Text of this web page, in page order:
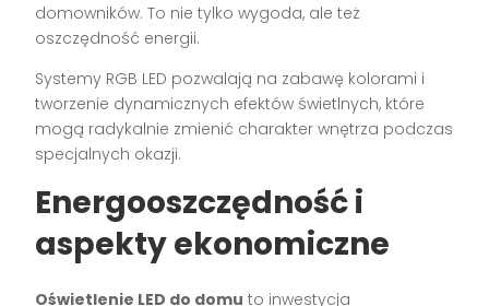
domowników. To nie tylko wygoda, ale też
oszczędność energii.
Systemy RGB LED pozwalają na zabawę kolorami i
tworzenie dynamicznych efektów świetlnych, które
mogą radykalnie zmienić charakter wnętrza podczas
specjalnych okazji.
Energooszczędność i
aspekty ekonomiczne
Oświetlenie LED do domu to inwestycja